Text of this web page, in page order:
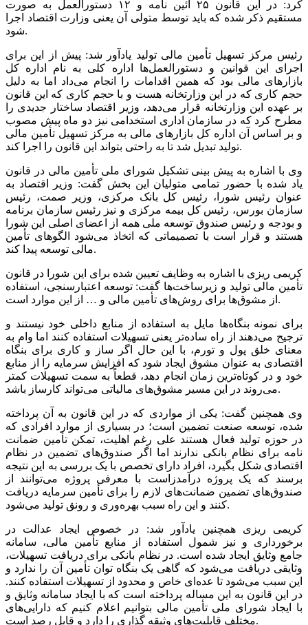
کرد: در این قانون ۲۵ آئین نامه و ۱۲ دستورالعمل به صورت
مستقیم ذکر شده که باید توسط متولی آن یعنی وزارت اقتصاد اجرا
شود.
رئیس مرکز تسهیل تأمین مالی تولید یادآور شد: پیش از این برای
اجرای این قوانین و دستورالعمل‌ها اداره کلی به نام اداره کل
بازارهای مالی بود که همین اقدامات را انجام می‌داد اما به دلیل
حجم کاری که در این وزارتخانه هست و با حجم کاری که این قانون
بر عهده این وزارتخانه قرار می‌دهد، وزیر اقتصاد ساختار جدیدی را
مطرح کرد که در سازمان اداری استخدامی نیز دو ماه پیش مصوب
و بر اساس آن اداره کل بازارهای مالی به مرکز تسهیل تأمین مالی
تولید تبدیل شد تا به راحتی بتواند این قانون را اجرا کند.
وی با اشاره به پیش بینی تشکیل شورای ملی تأمین مالی در قانون
یاد شده با حضور تمامی متولیان این بخش گفت: وزیر اقتصاد به
عنوان رئیس شورا، رئیس کل بانک مرکزی، وزیر صمت، رئیس
سازمان بورس، رئیس کل بیمه مرکزی و نیز رئیس سازمان برنامه
و بودجه و رئیس صندوق توسعه ملی همه از اعضای اصلی این شورا
هستند و قرار است با تصمیماتی که اتخاذ می‌شود الگوهای تأمین
مالی توسعه پیدا کند.
کریمی ریزی با اشاره به وظایف تعیین شده برای این شورا در قانون
تأمین مالی تولید و زیرساخت‌ها گفت: توسعه اعتبارسنجی، استفاده
از مشوق‌ها برای روش‌های تأمین مالی و … از این موارد است.
برای نمونه بنگاه‌ها مایل به استفاده از منابع داخلی خود نیستند و
ترجیح می‌دهند از راه ساده‌تر یعنی تسهیلات استفاده کنند اما وام به
معنای خلق پول و تورم، با این حال اگر ساز و کاری برای بنگاه
اقتصادی به عنوان مشوق ایجاد شود که افزایش سرمایه را از منابع
خود و در کوتاه‌ترین زمان انجام دهد، قطعاً به سمت تسهیلات کمتر
می‌روند در این مسیر مشوق‌های مالیاتی می‌تواند کارساز باشد.
وی همچنین گفت: یکی از مواردی که در این قانون به آن پرداخته
شده، توسعه صنعت تضمین است؛ در بسیاری از موارد افرادی که
در حوزه تولید فعال هستند علی رغم اهلیت، تمکن تأمین ضمانت
نامه برای نظام بانکی ندارند اما اگر صندوق‌های تضمین در نظام
اقتصادی شکل بگیرد، افراد دارای تخصص با یک بررسی به این نتیجه
برسند که یک پروژه درآمدزاست با معرفی پروژه می‌توانند از
صندوق‌های تضمین ضمانت‌های لازم را برای تأمین سرمایه دریافت
کنند و این راه سبب بهره‌وری و رونق تولید می‌شود.
کریمی ریزی همچنین یادآور شد: در خصوص ایجاد عدالت در
برخورداری و نیز شمول استفاده از منابع تأمین مالی، سامانه
جامع وثایق ایجاد شده است. در نظام بانکی برای دریافت تسهیلات،
وثایقی دریافت می‌شود که گاهی یک بنگاه توان تأمین آن را ندارد و
این سبب می‌شود تا عده‌ای خاص و محدود از تسهیلات استفاده کنند.
در این قانون به این مساله پرداخته است که با ایجاد سامانه وثایق و
با ایجاد شورای ملی تأمین مالی بتوانیم اعلام کنیم که دارایی‌های
مختلف قابلیت‌های وثیقه گذاری را دارد و قابل رصد است.